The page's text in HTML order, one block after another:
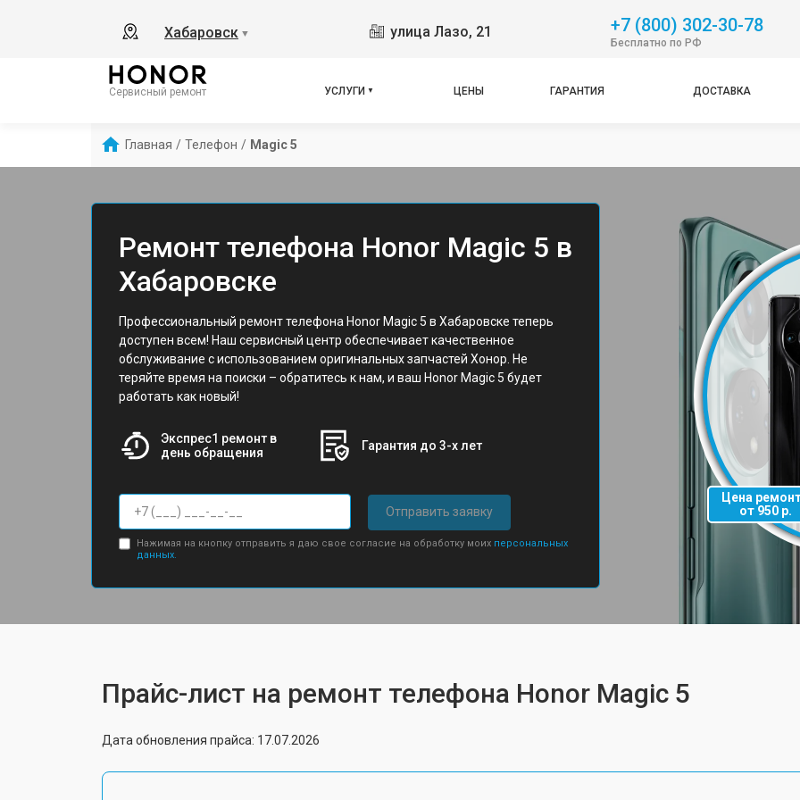
Хабаровск ▼ улица Лазо, 21 +7 (800) 302-30-78
Бесплатно по РФ
Сервисный ремонт УСЛУГИ ЦЕНЫ ГАРАНТИЯ ДОСТАВКА
Главная / Телефон / Magic 5
Ремонт телефона Honor Magic 5 в
Хабаровске
Профессиональный ремонт телефона Honor Magic 5 в Хабаровске теперь
доступен всем! Наш сервисный центр обеспечивает качественное
обслуживание с использованием оригинальных запчастей Хонор. Не
теряйте время на поиски – обратитесь к нам, и ваш Honor Magic 5 будет
работать как новый!
Экспрес1 ремонт в
день обращения
Гарантия до 3-х лет
Отправить заявку
Нажимая на кнопку отправить я даю свое согласие на обработку моих персональных
данных.
Цена
от 950 р.
Прайс-лист на ремонт телефона Honor Magic 5
Дата обновления прайса: 17.07.2026